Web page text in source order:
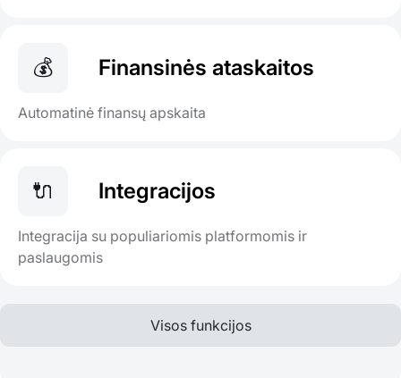
💰 Finansinės ataskaitos
Automatinė finansų apskaita
🔌 Integracijos
Integracija su populiariomis platformomis ir
paslaugomis
Visos funkcijos